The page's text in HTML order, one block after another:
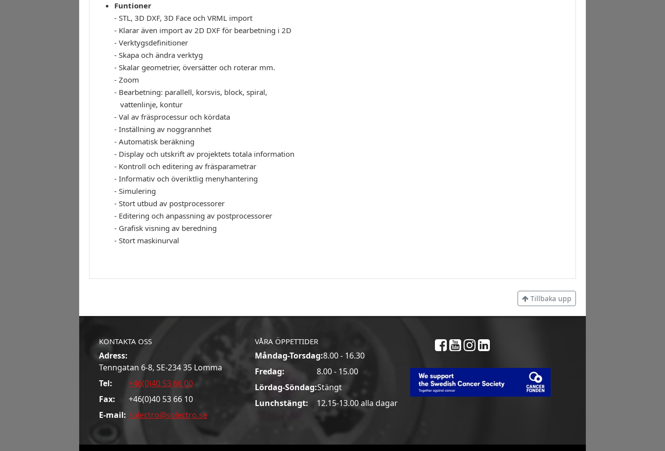
Funtioner
- STL, 3D DXF, 3D Face och VRML import
- Klarar även import av 2D DXF för bearbetning i 2D
- Verktygsdefinitioner
- Skapa och ändra verktyg
- Skalar geometrier, översätter och roterar mm.
- Zoom
- Bearbetning: parallell, korsvis, block, spiral,
vattenlinje, kontur
- Val av fräsprocessur och kördata
- Inställning av noggrannhet
- Automatisk beräkning
- Display och utskrift av projektets totala information
- Kontroll och editering av fräsparametrar
- Informativ och överiktlig menyhantering
- Simulering
- Stort utbud av postprocessorer
- Editering och anpassning av postprocessorer
- Grafisk visning av beredning
- Stort maskinurval
Tillbaka upp
KONTAKTA OSS
Adress:
Tenngatan 6-8, SE-234 35 Lomma
Tel:
+46(0)40 53 66 00
Fax:
+46(0)40 53 66 10
E-mail: solectro@solectro.se
VÅRA ÖPPETTIDER
Måndag-Torsdag:8.00 - 16.30
Fredag:
8.00 - 15.00
Lördag-Söndag:Stängt
Lunchstängt:
12.15-13.00 alla dagar